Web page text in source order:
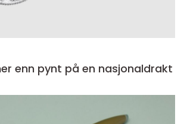
mer enn pynt på en nasjonaldrakt